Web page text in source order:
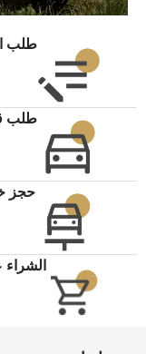
طلب
طلب
حجز
الشراء